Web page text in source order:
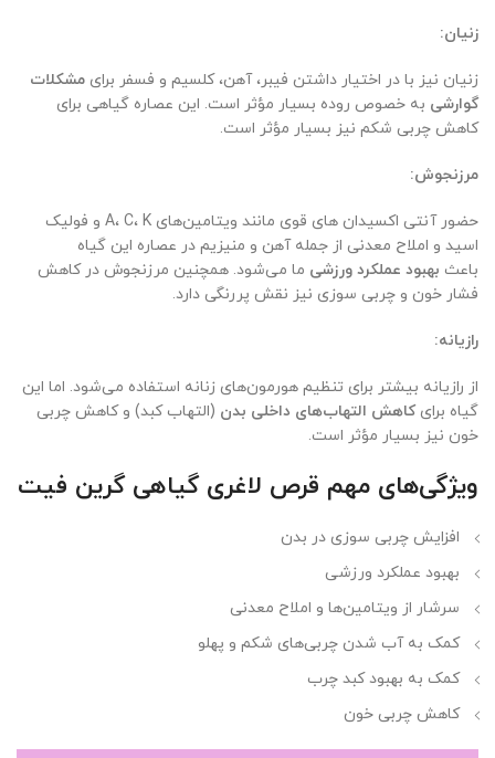
زنیان:
زنیان نیز با در اختیار داشتن فیبر، آهن، کلسیم و فسفر برای مشکلات
گوارشی به خصوص روده بسیار مؤثر است. این عصاره گیاهی برای
کاهش چربی شکم نیز بسیار مؤثر است.
مرزنجوش:
حضور آنتی اکسیدان های قوی مانند ویتامین‌های A، C، K و فولیک
اسید و املاح معدنی از جمله آهن و منیزیم در عصاره این گیاه
باعث بهبود عملکرد ورزشی ما می‌شود. همچنین مرزنجوش در کاهش
فشار خون و چربی سوزی نیز نقش پررنگی دارد.
رازیانه:
از رازیانه بیشتر برای تنظیم هورمون‌های زنانه استفاده می‌شود. اما این
گیاه برایکاهش التهاب‌های داخلی بدن (التهاب کبد) و کاهش چربی
خون نیز بسیار مؤثر است.
ویژگی‌های مهم قرص لاغری گیاهی گرین فیت
افزایش چربی سوزی در بدن
بهبود عملکرد ورزشی
سرشار از ویتامین‌ها و املاح معدنی
کمک به آب شدن چربی‌های شکم و پهلو
کمک به بهبود کبد چرب
کاهش چربی خون